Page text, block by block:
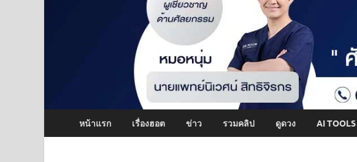
หน้าแรก เรื่องฮอต ข่าว รวมคลิป ดูดวง AI TOOLS